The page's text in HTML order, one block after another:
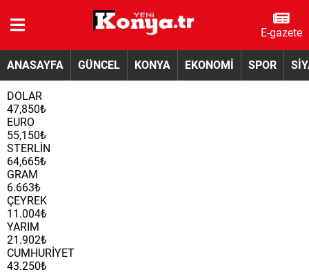
E-gazete
ANASAYFA GÜNCEL KONYA EKONOMİ SPOR
DOLAR
47,850₺
EURO
55,150₺
STERLİN
64,665₺
GRAM
6.663₺
ÇEYREK
11.004₺
YARIM
21.902₺
CUMHURİYET
43.250₺